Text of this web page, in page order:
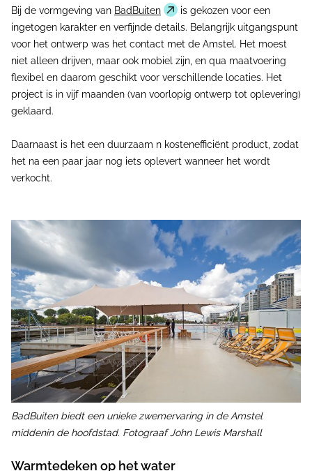
Bij de vormgeving van BadBuiten
is gekozen voor een
ingetogen karakter en verfijnde details. Belangrijk uitgangspunt
voor het ontwerp was het contact met de Amstel. Het moest
niet alleen drijven, maar ook mobiel zijn, en qua maatvoering
flexibel en daarom geschikt voor verschillende locaties. Het
project is in vijf maanden (van voorlopig ontwerp tot oplevering)
geklaard.
Daarnaast is het een duurzaam n kostenefficiënt product, zodat
het na een paar jaar nog iets oplevert wanneer het wordt
verkocht.
BadBuiten biedt een unieke zwemervaring in de Amstel
middenin de hoofdstad. Fotograaf John Lewis Marshall
Warmtedeken op het water